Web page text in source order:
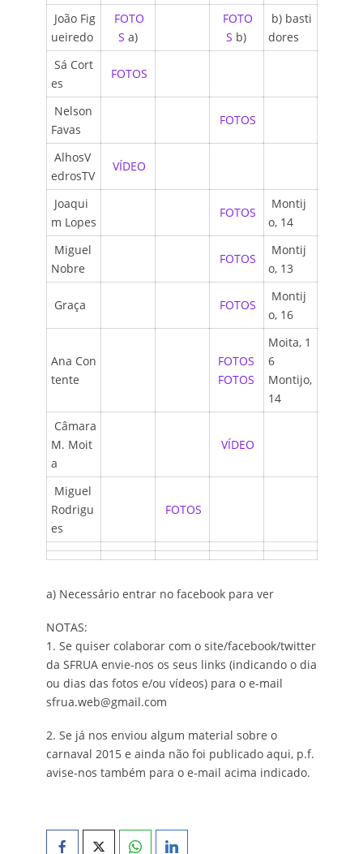
João Fig
ueiredo
FOTO
S a)
FOTO
S b)
b) basti
dores
Sá Cort
es
FOTOS
Nelson
Favas
FOTOS
AlhosV
edrosTV
VÍDEO
Joaqui
m Lopes
FOTOS
Montij
o, 14
Miguel
Nobre
FOTOS
Montij
o, 13
Graça FOTOS
Montij
o, 16
Ana Con
tente
FOTOS
FOTOS
Moita, 1
6
Montijo,
14
Câmara
M. Moit
a
VÍDEO
Miguel
Rodrigu
es
FOTOS
a) Necessário entrar no facebook para ver
NOTAS:
1. Se quiser colaborar com o site/facebook/twitter
da SFRUA envie-nos os seus links (indicando o dia
ou dias das fotos e/ou vídeos) para o e-mail
sfrua.web@gmail.com
2. Se já nos enviou algum material sobre o
carnaval 2015 e ainda não foi publicado aqui, p.f.
avise-nos também para o e-mail acima indicado.